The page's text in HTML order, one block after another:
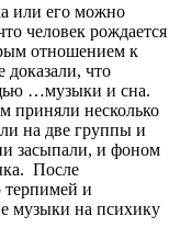
или его можно
человек рождается
отношением к
что
…музыки и сна.
приняли несколько
на две группы и
засыпали, и фоном
После
терпимей и
музыки на психику